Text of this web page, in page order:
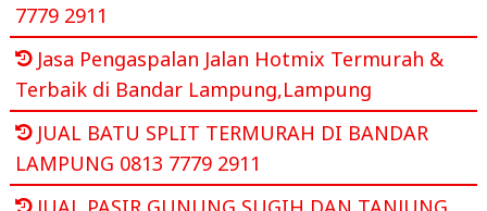
7779 2911
Jasa Pengaspalan Jalan Hotmix Termurah &
Terbaik di Bandar Lampung,Lampung
JUAL BATU SPLIT TERMURAH DI BANDAR
LAMPUNG 0813 7779 2911